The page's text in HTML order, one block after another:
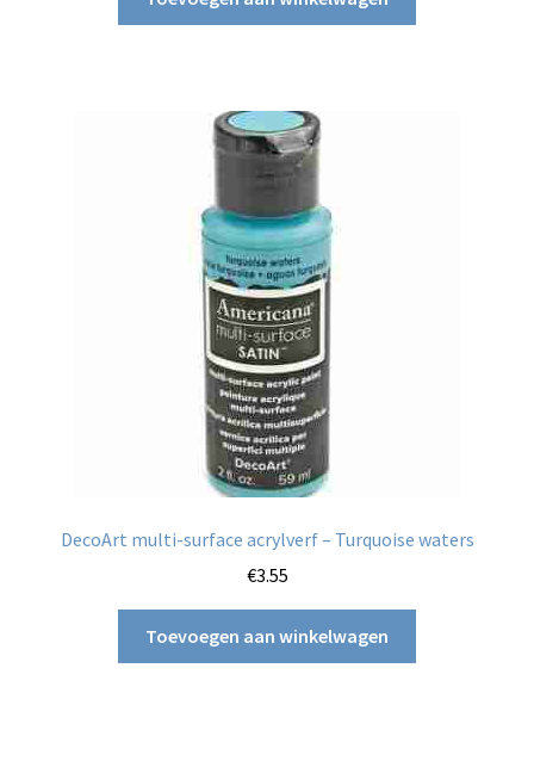
DecoArt multi-surface acrylverf – Turquoise waters
€3.55
Toevoegen aan winkelwagen